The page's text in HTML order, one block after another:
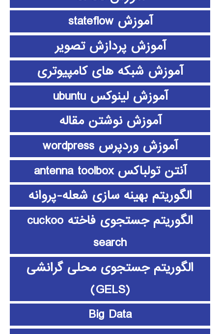
آموزش stateflow
آموزش پردازش تصویر
آموزش شبکه های کامپیوتری
آموزش لینوکس ubuntu
آموزش نوشتن مقاله
آموزش وردپرس wordpress
آنتن تولباکس antenna toolbox
الگوریتم بهینه سازی شعله-پروانه
الگوریتم جستجوی فاخته cuckoo
search
الگوریتم جستجوی محلی گرانشی
(GELS)
Big Data